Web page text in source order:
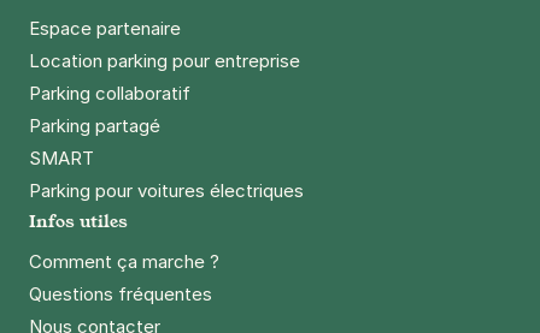
Espace partenaire
Location parking pour entreprise
Parking collaboratif
Parking partagé
SMART
Parking pour voitures électriques
Infos utiles
Comment ça marche ?
Questions fréquentes
Nous contacter